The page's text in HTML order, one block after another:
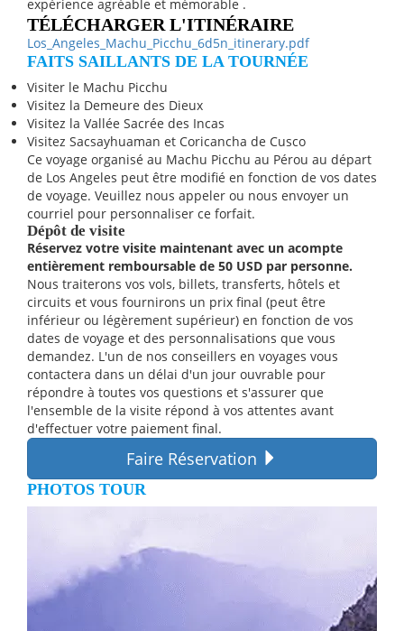
expérience agréable et mémorable .
TÉLÉCHARGER L'ITINÉRAIRE
Los_Angeles_Machu_Picchu_6d5n_itinerary.pdf
FAITS SAILLANTS DE LA TOURNÉE
Visiter le Machu Picchu
Visitez la Demeure des Dieux
Visitez la Vallée Sacrée des Incas
Visitez Sacsayhuaman et Coricancha de Cusco
Ce voyage organisé au Machu Picchu au Pérou au départ
de Los Angeles peut être modifié en fonction de vos dates
de voyage. Veuillez nous appeler ou nous envoyer un
courriel pour personnaliser ce forfait.
Dépôt de visite
Réservez votre visite maintenant avec un acompte
entièrement remboursable de 50 USD par personne.
Nous traiterons vos vols, billets, transferts, hôtels et
circuits et vous fournirons un prix final (peut être
inférieur ou légèrement supérieur) en fonction de vos
dates de voyage et des personnalisations que vous
demandez. L'un de nos conseillers en voyages vous
contactera dans un délai d'un jour ouvrable pour
répondre à toutes vos questions et s'assurer que
l'ensemble de la visite répond à vos attentes avant
d'effectuer votre paiement final.
Faire Réservation
PHOTOS TOUR